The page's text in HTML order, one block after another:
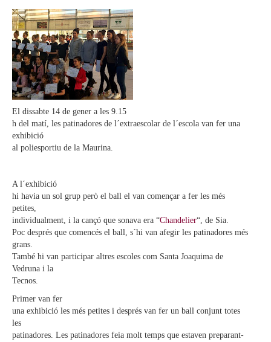
El dissabte 14 de gener a les 9.15
h del matí, les patinadores de l´extraescolar de l´escola van fer una
exhibició
al poliesportiu de la Maurina.
A l´exhibició
hi havia un sol grup però el ball el van començar a fer les més
petites,
individualment, i la cançó que sonava era “Chandelier“, de Sia.
Poc després que comencés el ball, s´hi van afegir les patinadores més
grans.
També hi van participar altres escoles com Santa Joaquima de
Vedruna i la
Tecnos.
Primer van fer
una exhibició les més petites i després van fer un ball conjunt totes
les
patinadores. Les patinadores feia molt temps que estaven preparant-